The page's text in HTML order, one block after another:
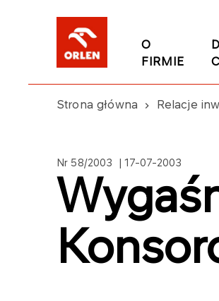
O
FIRMIE
Strona główna Relacje
Nr 58/2003 | 17-07-2003